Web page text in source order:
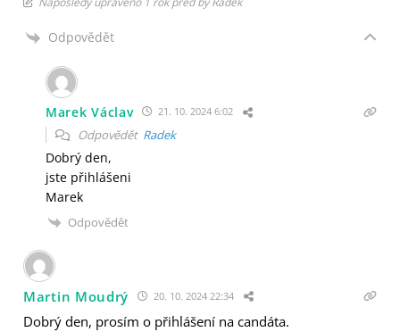
Odpovědět
Marek Václav 21. 10. 2024 6:02
Odpovědět Radek
Dobrý den,
jste přihlášeni
Marek
Odpovědět
Martin Moudrý 20. 10. 2024 22:34
Dobrý den, prosím o přihlášení na candáta.